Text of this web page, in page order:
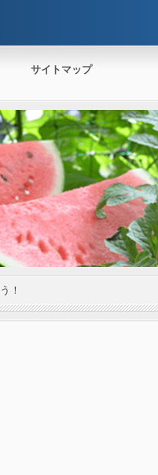
サイトマップ
！